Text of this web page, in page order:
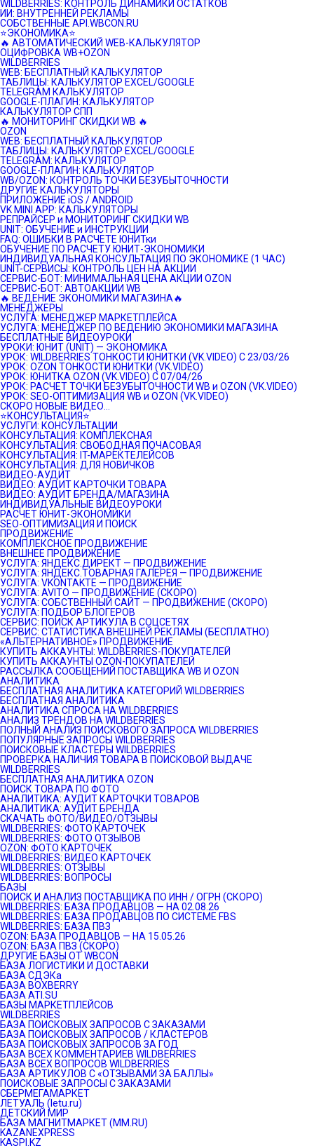
WILDBERRIES: КОНТРОЛЬ ДИНАМИКИ ОСТАТКОВ
ИИ: ВНУТРЕННЕЙ РЕКЛАМЫ
СОБСТВЕННЫЕ API.WBCON.RU
⭐️ЭКОНОМИКА⭐️
🔥 АВТОМАТИЧЕСКИЙ WEB-КАЛЬКУЛЯТОР
ОЦИФРОВКА WB+OZON
WILDBERRIES
WEB: БЕСПЛАТНЫЙ КАЛЬКУЛЯТОР
ТАБЛИЦЫ: КАЛЬКУЛЯТОР EXCEL/GOOGLE
TELEGRAM КАЛЬКУЛЯТОР
GOOGLE-ПЛАГИН: КАЛЬКУЛЯТОР
КАЛЬКУЛЯТОР СПП
🔥 МОНИТОРИНГ СКИДКИ WB 🔥
OZON
WEB: БЕСПЛАТНЫЙ КАЛЬКУЛЯТОР
ТАБЛИЦЫ: КАЛЬКУЛЯТОР EXCEL/GOOGLE
TELEGRAM: КАЛЬКУЛЯТОР
GOOGLE-ПЛАГИН: КАЛЬКУЛЯТОР
WB/OZON: КОНТРОЛЬ ТОЧКИ БЕЗУБЫТОЧНОСТИ
ДРУГИЕ КАЛЬКУЛЯТОРЫ
ПРИЛОЖЕНИЕ iOS / ANDROID
VK MINI APP: КАЛЬКУЛЯТОРЫ
РЕПРАЙСЕР и МОНИТОРИНГ СКИДКИ WB
UNIT: ОБУЧЕНИЕ и ИНСТРУКЦИИ
FAQ: ОШИБКИ В РАСЧЕТЕ ЮНИТки
ОБУЧЕНИЕ ПО РАСЧЕТУ ЮНИТ-ЭКОНОМИКИ
ИНДИВИДУАЛЬНАЯ КОНСУЛЬТАЦИЯ ПО ЭКОНОМИКЕ (1 ЧАС)
UNIT-СЕРВИСЫ: КОНТРОЛЬ ЦЕН НА АКЦИИ
СЕРВИС-БОТ: МИНИМАЛЬНАЯ ЦЕНА АКЦИИ OZON
СЕРВИС-БОТ: АВТОАКЦИИ WB
🔥 ВЕДЕНИЕ ЭКОНОМИКИ МАГАЗИНА🔥
МЕНЕДЖЕРЫ
УСЛУГА: МЕНЕДЖЕР МАРКЕТПЛЕЙСА
УСЛУГА: МЕНЕДЖЕР ПО ВЕДЕНИЮ ЭКОНОМИКИ МАГАЗИНА
БЕСПЛАТНЫЕ ВИДЕОУРОКИ
УРОКИ: ЮНИТ (UNIT) — ЭКОНОМИКА
УРОК: WILDBERRIES ТОНКОСТИ ЮНИТКИ (VK.VIDEO) C 23/03/26
УРОК: OZON ТОНКОСТИ ЮНИТКИ (VK.VIDEO)
УРОК: ЮНИТКА OZON (VK.VIDEO) C 07/04/26
УРОК: РАСЧЕТ ТОЧКИ БЕЗУБЫТОЧНОСТИ WB и OZON (VK.VIDEO)
УРОК: SEO-ОПТИМИЗАЦИЯ WB и OZON (VK.VIDEO)
СКОРО НОВЫЕ ВИДЕО…
⭐️КОНСУЛЬТАЦИЯ⭐️
УСЛУГИ: КОНСУЛЬТАЦИИ
КОНСУЛЬТАЦИЯ: КОМПЛЕКСНАЯ
КОНСУЛЬТАЦИЯ: СВОБОДНАЯ ПОЧАСОВАЯ
КОНСУЛЬТАЦИЯ: IT-МАРЕКТЕЛЕЙСОВ
КОНСУЛЬТАЦИЯ: ДЛЯ НОВИЧКОВ
ВИДЕО-АУДИТ
ВИДЕО: АУДИТ КАРТОЧКИ ТОВАРА
ВИДЕО: АУДИТ БРЕНДА/МАГАЗИНА
ИНДИВИДУАЛЬНЫЕ ВИДЕОУРОКИ
РАСЧЕТ ЮНИТ-ЭКОНОМИКИ
SEO-ОПТИМИЗАЦИЯ И ПОИСК
ПРОДВИЖЕНИЕ
КОМПЛЕКСНОЕ ПРОДВИЖЕНИЕ
ВНЕШНЕЕ ПРОДВИЖЕНИЕ
УСЛУГА: ЯНДЕКС.ДИРЕКТ — ПРОДВИЖЕНИЕ
УСЛУГА: ЯНДЕКС.ТОВАРНАЯ ГАЛЕРЕЯ — ПРОДВИЖЕНИЕ
УСЛУГА: VKONTAKTE — ПРОДВИЖЕНИЕ
УСЛУГА: AVITO — ПРОДВИЖЕНИЕ (СКОРО)
УСЛУГА: СОБСТВЕННЫЙ САЙТ — ПРОДВИЖЕНИЕ (СКОРО)
УСЛУГА: ПОДБОР БЛОГЕРОВ
СЕРВИС: ПОИСК АРТИКУЛА В СОЦСЕТЯХ
СЕРВИС: СТАТИСТИКА ВНЕШНЕЙ РЕКЛАМЫ (БЕСПЛАТНО)
«АЛЬТЕРНАТИВНОЕ» ПРОДВИЖЕНИЕ
КУПИТЬ АККАУНТЫ: WILDBERRIES-ПОКУПАТЕЛЕЙ
КУПИТЬ АККАУНТЫ OZON-ПОКУПАТЕЛЕЙ
РАССЫЛКА СООБЩЕНИЙ ПОСТАВЩИКА WB И OZON
АНАЛИТИКА
БЕСПЛАТНАЯ АНАЛИТИКА КАТЕГОРИЙ WILDBERRIES
БЕСПЛАТНАЯ АНАЛИТИКА
АНАЛИТИКА СПРОСА НА WILDBERRIES
АНАЛИЗ ТРЕНДОВ НА WILDBERRIES
ПОЛНЫЙ АНАЛИЗ ПОИСКОВОГО ЗАПРОСА WILDBERRIES
ПОПУЛЯРНЫЕ ЗАПРОСЫ WILDBERRIES
ПОИСКОВЫЕ КЛАСТЕРЫ WILDBERRIES
ПРОВЕРКА НАЛИЧИЯ ТОВАРА В ПОИСКОВОЙ ВЫДАЧЕ
WILDBERRIES
БЕСПЛАТНАЯ АНАЛИТИКА OZON
ПОИСК ТОВАРА ПО ФОТО
АНАЛИТИКА: АУДИТ КАРТОЧКИ ТОВАРОВ
АНАЛИТИКА: АУДИТ БРЕНДА
СКАЧАТЬ ФОТО/ВИДЕО/ОТЗЫВЫ
WILDBERRIES: ФОТО КАРТОЧЕК
WILDBERRIES: ФОТО ОТЗЫВОВ
OZON: ФОТО КАРТОЧЕК
WILDBERRIES: ВИДЕО КАРТОЧЕК
WILDBERRIES: ОТЗЫВЫ
WILDBERRIES: ВОПРОСЫ
БАЗЫ
ПОИСК И АНАЛИЗ ПОСТАВЩИКА ПО ИНН / ОГРН (СКОРО)
WILDBERRIES: БАЗА ПРОДАВЦОВ — НА 02.08.26
WILDBERRIES: БАЗА ПРОДАВЦОВ ПО СИСТЕМЕ FBS
WILDBERRIES: БАЗА ПВЗ
OZON: БАЗА ПРОДАВЦОВ — НА 15.05.26
OZON: БАЗА ПВЗ (СКОРО)
ДРУГИЕ БАЗЫ ОТ WBCON
БАЗА ЛОГИСТИКИ И ДОСТАВКИ
БАЗА СДЭКа
БАЗА BOXBERRY
БАЗА ATI.SU
БАЗЫ МАРКЕТПЛЕЙСОВ
WILDBERRIES
БАЗА ПОИСКОВЫХ ЗАПРОСОВ С ЗАКАЗАМИ
БАЗА ПОИСКОВЫХ ЗАПРОСОВ / КЛАСТЕРОВ
БАЗА ПОИСКОВЫХ ЗАПРОСОВ ЗА ГОД
БАЗА ВСЕХ КОММЕНТАРИЕВ WILDBERRIES
БАЗА ВСЕХ ВОПРОСОВ WILDBERRIES
БАЗА АРТИКУЛОВ С «ОТЗЫВАМИ ЗА БАЛЛЫ»
ПОИСКОВЫЕ ЗАПРОСЫ С ЗАКАЗАМИ
СБЕРМЕГАМАРКЕТ
ЛЕТУАЛЬ (letu.ru)
ДЕТСКИЙ МИР
БАЗА МАГНИТМАРКЕТ (MM.RU)
KAZANEXPRESS
KASPI.KZ